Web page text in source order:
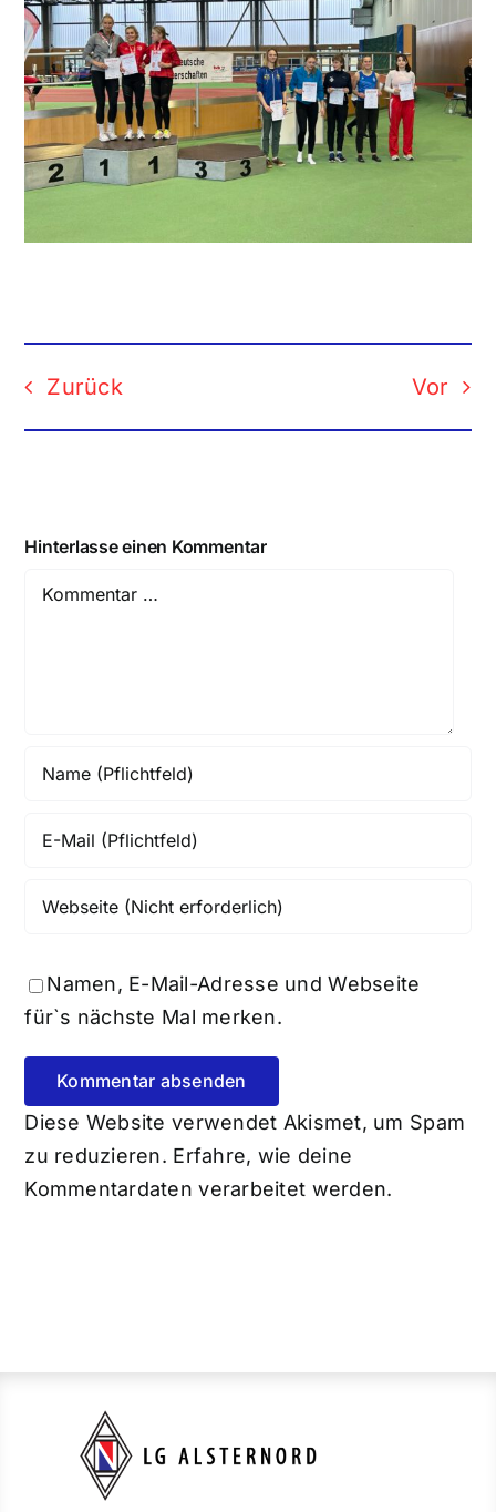
Zurück Vor
Hinterlasse einen Kommentar
Comment
Namen, E-Mail-Adresse und Webseite
für`s nächste Mal merken.
Diese Website verwendet Akismet, um Spam
zu reduzieren. Erfahre, wie deine
Kommentardaten verarbeitet werden.